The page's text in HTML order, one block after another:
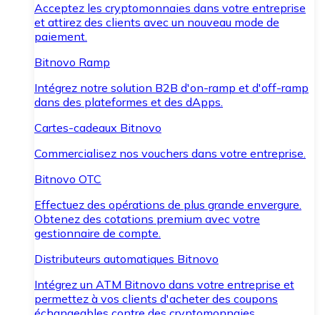
Acceptez les cryptomonnaies dans votre entreprise
et attirez des clients avec un nouveau mode de
paiement.
Bitnovo Ramp
Intégrez notre solution B2B d'on-ramp et d'off-ramp
dans des plateformes et des dApps.
Cartes-cadeaux Bitnovo
Commercialisez nos vouchers dans votre entreprise.
Bitnovo OTC
Effectuez des opérations de plus grande envergure.
Obtenez des cotations premium avec votre
gestionnaire de compte.
Distributeurs automatiques Bitnovo
Intégrez un ATM Bitnovo dans votre entreprise et
permettez à vos clients d'acheter des coupons